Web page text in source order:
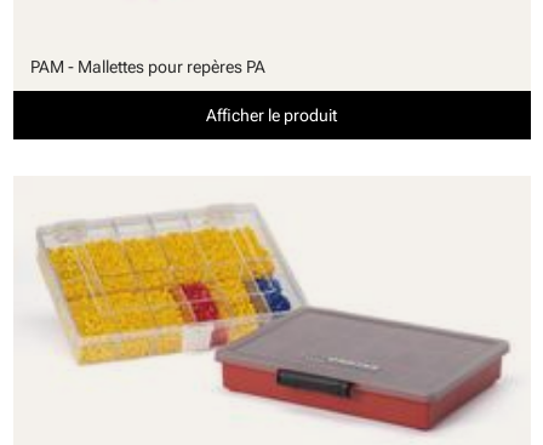
PAM - Mallettes pour repères PA
Afficher le produit